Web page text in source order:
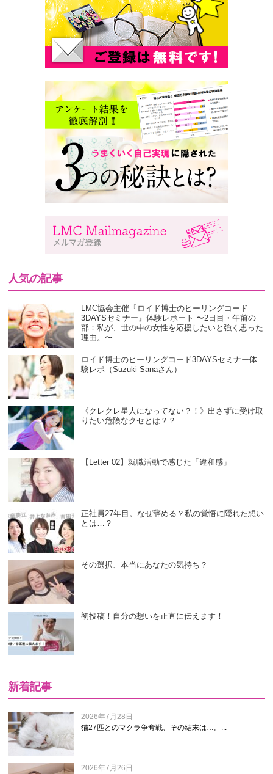
人気の記事
LMC協会主催『ロイド博士のヒーリングコード
3DAYSセミナー』体験レポート 〜2日目・午前の
部：私が、世の中の女性を応援したいと強く思った
理由。〜
ロイド博士のヒーリングコード3DAYSセミナー体
験レポ（Suzuki Sanaさん）
《クレクレ星人になってない？！》出さずに受け取
りたい危険なクセとは？？
【Letter 02】就職活動で感じた「違和感」
正社員27年目。なぜ辞める？私の覚悟に隠れた想い
とは…？
その選択、本当にあなたの気持ち？
初投稿！自分の想いを正直に伝えます！
新着記事
2026年7月28日
猫27匹とのマクラ争奪戦、その結末は…。...
2026年7月26日